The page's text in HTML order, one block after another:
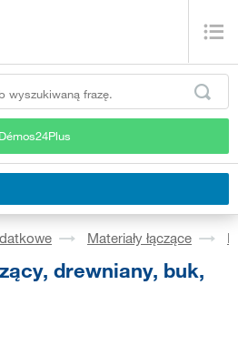
Démos24Plus
Materiały łączące
drewniany, buk,